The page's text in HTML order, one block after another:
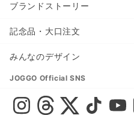
ブランドストーリー
記念品・大口注文
みんなのデザイン
JOGGO Official SNS